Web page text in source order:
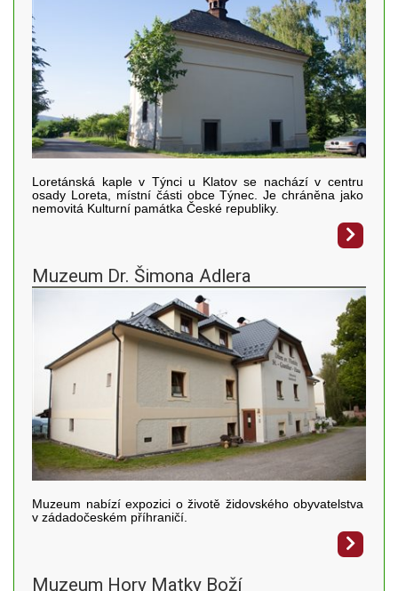
Loretánská kaple v Týnci u Klatov se nachází v centru
osady Loreta, místní části obce Týnec. Je chráněna jako
nemovitá Kulturní památka České republiky.
Muzeum Dr. Šimona Adlera
Muzeum nabízí expozici o životě židovského obyvatelstva
v zádadočeském příhraničí.
Muzeum Hory Matky Boží